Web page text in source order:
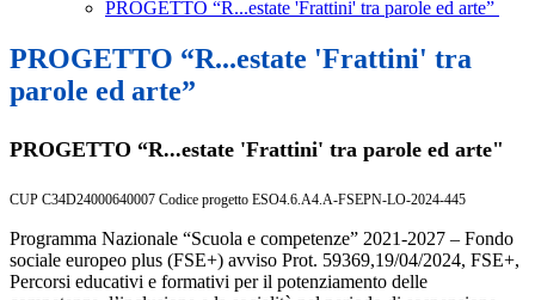
PROGETTO “R...estate 'Frattini' tra parole ed arte”
PROGETTO “R...estate 'Frattini' tra
parole ed arte”
PROGETTO “R...estate 'Frattini' tra parole ed arte"
CUP C34D24000640007 Codice progetto ESO4.6.A4.A-FSEPN-LO-2024-445
Programma Nazionale “Scuola e competenze” 2021-2027 – Fondo
sociale europeo plus (FSE+) avviso Prot. 59369,19/04/2024, FSE+,
Percorsi educativi e formativi per il potenziamento delle